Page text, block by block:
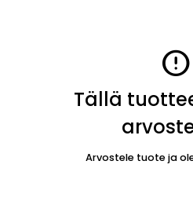
error
Tällä
Arvostele tuote ja